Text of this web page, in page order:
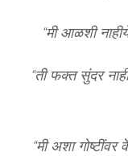
“मी आळशी
“ती फक्त सुंदर
“मी अशा गोष्टींवर